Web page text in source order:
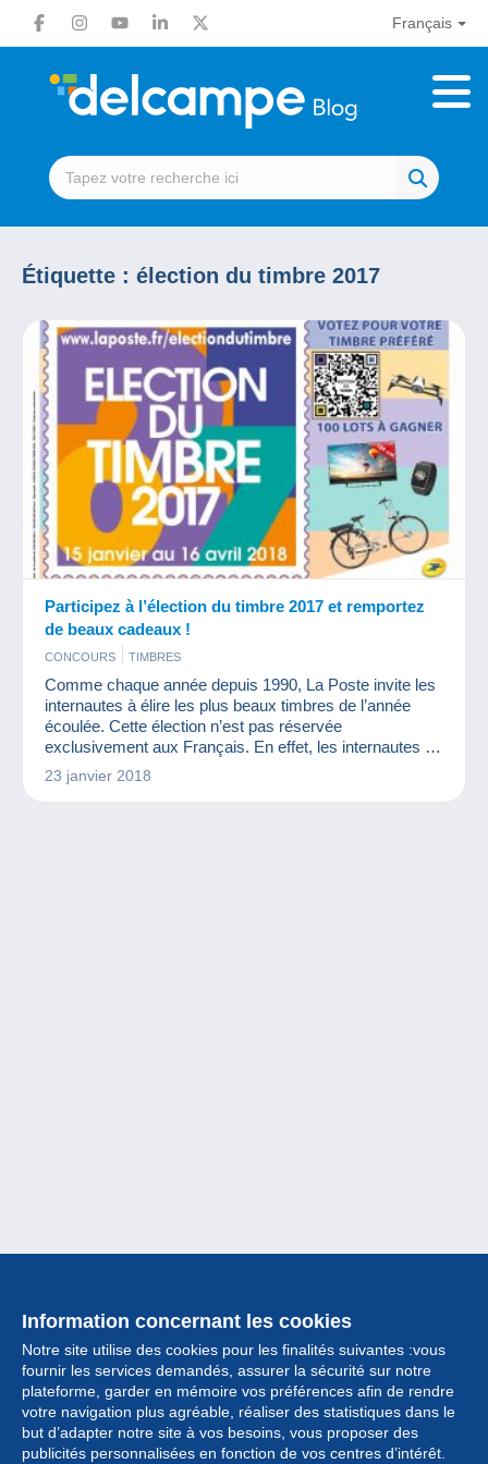
Français
Étiquette : élection du timbre 2017
Participez à l’élection du timbre 2017 et remportez
de beaux cadeaux !
CONCOURS TIMBRES
Comme chaque année depuis 1990, La Poste invite les
internautes à élire les plus beaux timbres de l’année
écoulée. Cette élection n’est pas réservée
exclusivement aux Français. En effet, les internautes du
monde entier peuvent voter pour élire leur timbre préféré
dans différentes catégories.
23 janvier 2018
Information concernant les cookies
Notre site utilise des cookies pour les finalités suivantes :vous
fournir les services demandés, assurer la sécurité sur notre
plateforme, garder en mémoire vos préférences afin de rendre
votre navigation plus agréable, réaliser des statistiques dans le
but d’adapter notre site à vos besoins, vous proposer des
publicités personnalisées en fonction de vos centres d’intérêt.
Collection